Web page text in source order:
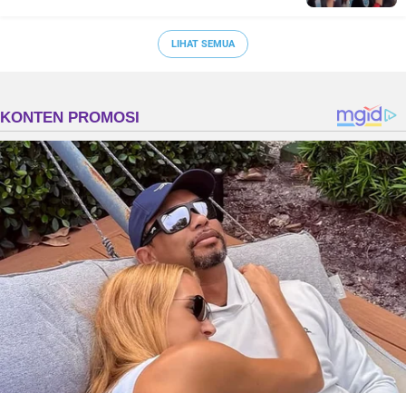
LIHAT SEMUA